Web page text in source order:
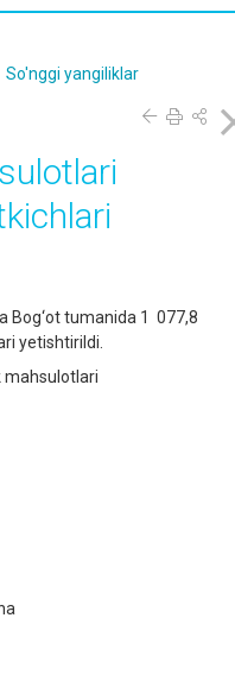
So'nggi yangiliklar
Bog‘ot tumanida 1 077,8
yetishtirildi.
mahsulotlari